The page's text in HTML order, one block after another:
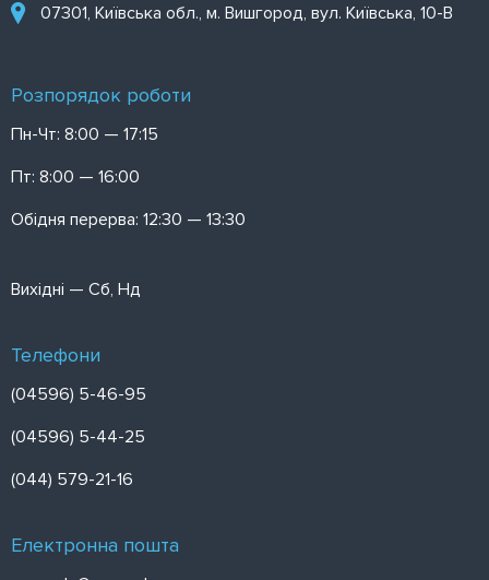
07301, Київська обл., м. Вишгород, вул. Київська, 10-В
Розпорядок роботи
Пн-Чт: 8:00 — 17:15
Пт: 8:00 — 16:00
Обідня перерва: 12:30 — 13:30
Вихідні — Сб, Нд
Телефони
(04596) 5-46-95
(04596) 5-44-25
(044) 579-21-16
Електронна пошта